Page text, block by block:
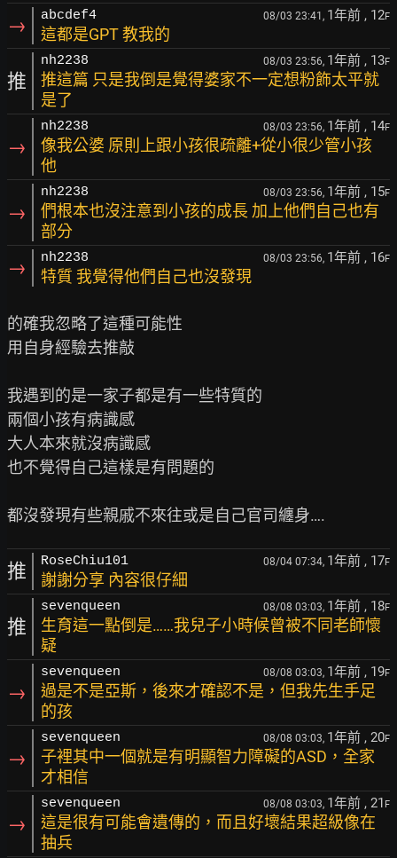
→ abcdef4 08/03 23:41, 1年前 , 12F
這都是GPT 教我的
推
nh2238 08/03 23:56, 1年前 , 13F
推這篇 只是我倒是覺得婆家不一定想粉飾太平就
是了
→
nh2238 08/03 23:56, 1年前 , 14F
像我公婆 原則上跟小孩很疏離+從小很少管小孩
他
→
nh2238 08/03 23:56, 1年前 , 15F
們根本也沒注意到小孩的成長 加上他們自己也有
部分
→ nh2238 08/03 23:56, 1年前 , 16F
特質 我覺得他們自己也沒發現
的確我忽略了這種可能性
用自身經驗去推敲
我遇到的是一家子都是有一些特質的
兩個小孩有病識感
大人本來就沒病識感
也不覺得自己這樣是有問題的
推 RoseChiu101 08/04 07:34, 1年前 , 17F
謝謝分享 內容很仔細
推
sevenqueen 08/08 03:03, 1年前 , 18F
生育這一點倒是……我兒子小時候曾被不同老師懷
疑
→
sevenqueen 08/08 03:03, 1年前 , 19F
過是不是亞斯，後來才確認不是，但我先生手足
的孩
→
sevenqueen 08/08 03:03, 1年前 , 20F
子裡其中一個就是有明顯智力障礙的ASD，全家
才相信
→
sevenqueen 08/08 03:03, 1年前 , 21 F
這是很有可能會遺傳的，而且好壞結果超級像在
抽兵